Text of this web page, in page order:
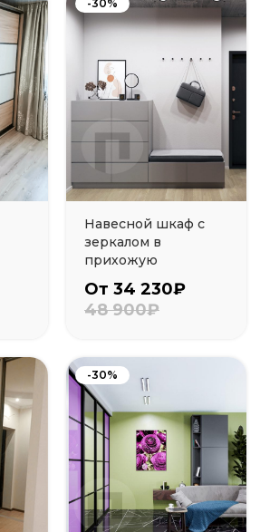
-30%
Навесной шкаф с
зеркалом в
прихожую
От 34 230₽
48 900₽
-30%